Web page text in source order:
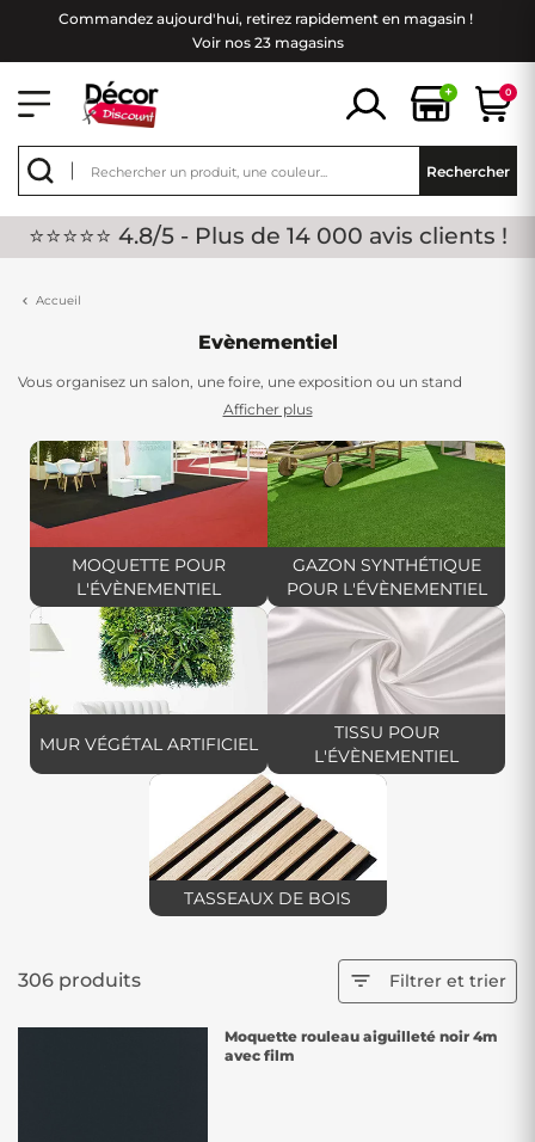
Commandez aujourd'hui, retirez rapidement en magasin !
Voir nos 23 magasins
+ 0
Rechercher
⭐⭐⭐⭐⭐ 4.8/5 - Plus de 14 000 avis clients !
Accueil
Evènementiel
Vous organisez un salon, une foire, une exposition ou un stand
professionnel ? Découvrez notre gamme complète d'équipements
l'événementiel. De la moquette événementielleauxgazons
synthétiques de couleur, en passant par lestissus décoratifs
murs végétaux artificiels
tasseaux de bois , nous vous
proposons tous les revêtements nécessaires pour créer des espaces
professionnels élégants et fonctionnels.
Afficher plus
MOQUETTE POUR
L'ÉVÈNEMENTIEL
GAZON SYNTHÉTIQUE
POUR L'ÉVÈNEMENTIEL
MUR VÉGÉTAL ARTIFICIEL
TISSU POUR
L'ÉVÈNEMENTIEL
TASSEAUX DE BOIS
306 produits  Filtrer et trier
Moquette rouleau aiguilleté noir 4m
avec film